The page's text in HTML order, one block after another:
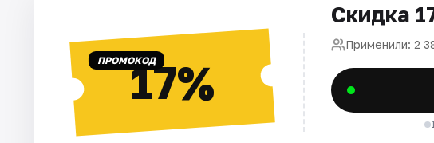
ПРОМОКОД17%
Скидка
Применили: 2